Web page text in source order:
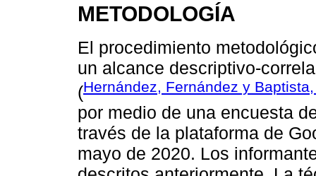
METODOLOGÍA
El procedimiento
un alcance descriptivo-
(Hernández, Fernández y
por medio de una encuesta
través de la plataforma de
mayo de 2020. Los